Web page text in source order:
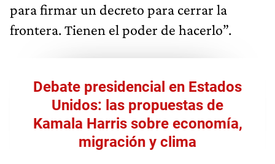
para firmar un decreto para cerrar la
frontera. Tienen el poder de hacerlo”.
Debate presidencial en Estados
Unidos: las propuestas de
Kamala Harris sobre economía,
migración y clima